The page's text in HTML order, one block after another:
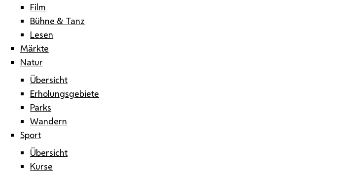
Film
Bühne & Tanz
Lesen
Märkte
Natur
Übersicht
Erholungsgebiete
Parks
Wandern
Sport
Übersicht
Kurse